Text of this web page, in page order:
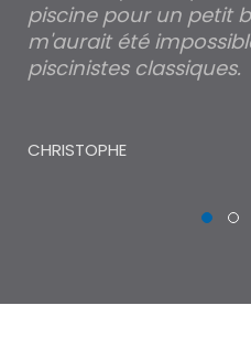
piscine pour un petit
m'aurait été
piscinistes classiques.
CHRISTOPHE